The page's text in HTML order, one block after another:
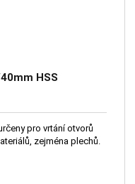
HSS
otvorů
průměrů do tenkostěnných materiálů, zejména plechů.